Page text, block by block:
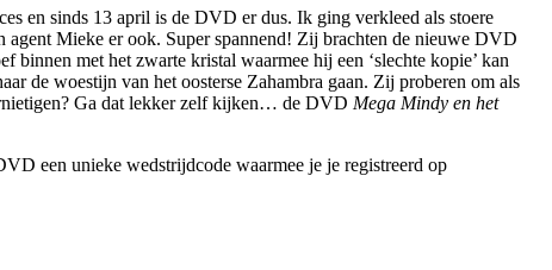
en sinds 13 april is de DVD er dus. Ik ging verkleed als stoere
agent Mieke er ook. Super spannend! Zij brachten de nieuwe DVD
met het zwarte kristal waarmee hij een ‘slechte kopie’ kan
de woestijn van het oosterse Zahambra gaan. Zij proberen om als
Ga dat lekker zelf kijken… de DVD Mega Mindy en het
een unieke wedstrijdcode waarmee je je registreerd op